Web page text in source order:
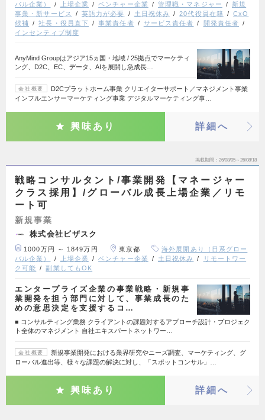
バル企業）
上場企業 ベンチャー企業 管理職・マネジャー
新規
事業・新サービス
英語力が必要 土日祝休み 20代役員在籍
CxO
候補
社長・役員直下 事業責任者 サービス責任者
開発責任者
インセンティブ制度
AnyMind Groupはアジア15ヵ国・地域 / 25拠点でマーケティ
ング、D2C、EC、データ、AIを展開し急成長…
会社概要
D2Cプラットホーム事業 クリエイターサポート／マネジメント事業
インフルエンサーマーケティング事業 デジタルマーケティング事…
興味あり 詳細へ
掲載期間 26/08/05～26/08/18
戦略コンサルタント/事業開発【マネージャー
クラス採用】/グローバル成長上場企業／リモ
ート可
新規事業
株式会社ビザスク
1000万円 ～ 1849万円 東京都
海外展開あり（日系グロー
バル企業）
上場企業 ベンチャー企業 土日祝休み
リモートワー
ク可能
副業してもOK
エンタープライズ企業の事業戦略・新規事
業開発を担う部門に対して、事業成長のた
めの意思決定を支援するコ…
■ コンサルティング業務 クライアントの課題対するアプローチ設計・プロジェク
ト全体のマネジメント 自社エキスパートネットワー…
会社概要
新規事業開発における業界研究やニーズ調査、マーケティング、グ
ローバル進出等、様々な課題の解決に対し、「スポットコンサル」…
興味あり 詳細へ